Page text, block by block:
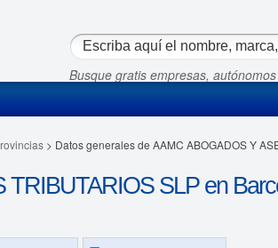
Busque gratis empresas,
> Datos generales de AAMC ABOGADOS Y
SLP en